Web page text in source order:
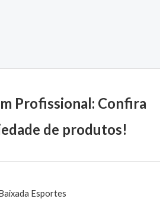
Profissional: Confira
de produtos!